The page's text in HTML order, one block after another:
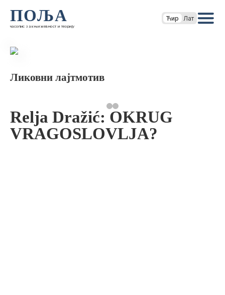
ПОЉА
часопис за књижевност и теорију
Ћир Лат
Ликовни лајтмотив
Relja Dražić: OKRUG
VRAGOSLOVLJA?